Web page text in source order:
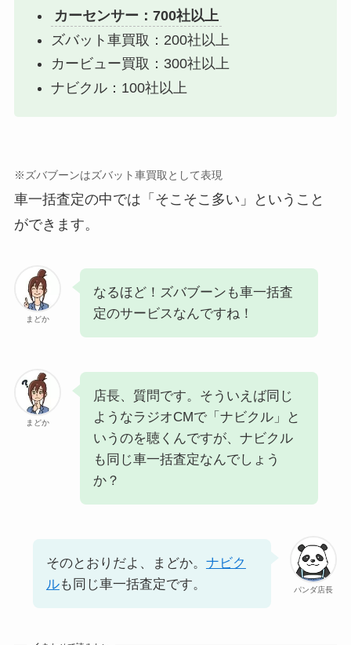
カーセンサー：700社以上
ズバット車買取：200社以上
カービュー買取：300社以上
ナビクル：100社以上
※ズバブーンはズバット車買取として表現
車一括査定の中では「そこそこ多い」ということ
ができます。
まどか
なるほど！ズバブーンも車一括査
定のサービスなんですね！
まどか
店長、質問です。そういえば同じ
ようなラジオCMで「ナビクル」と
いうのを聴くんですが、ナビクル
も同じ車一括査定なんでしょう
か？
パンダ店長
そのとおりだよ、まどか。 ナビク
ルも同じ車一括査定です。